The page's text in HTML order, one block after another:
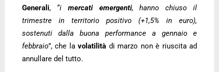
Generali, “i mercati emergenti, hanno chiuso il
trimestre in territorio positivo (+1,5% in euro),
sostenuti dalla buona performance a gennaio e
febbraio”, che lavolatilità di marzo non è riuscita ad
annullare del tutto.